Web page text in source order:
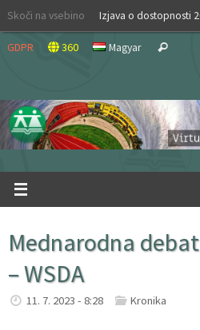
Skip
content
Skoči na vsebino Izjava o dostopnosti
GDPR 360 Magyar Search
Mednarodna
– WSDA
11. 7. 2023 - 8:28 Kronika